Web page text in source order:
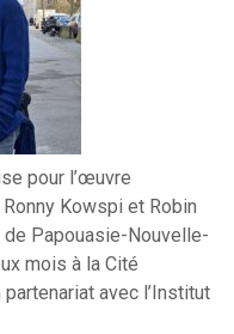
pour l’œuvre
Kowspi et Robin
Papouasie-Nouvelle-
mois à la Cité
avec l’Institut